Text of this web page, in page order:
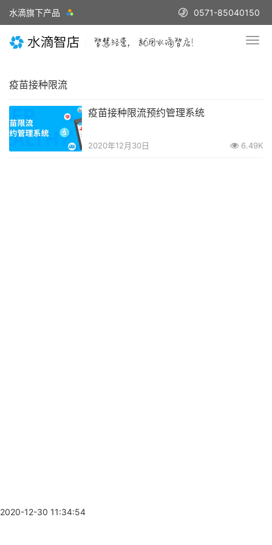
水滴旗下产品 0571-85040150
疫苗接种限流
疫苗接种限流预约管理系统
2020年12月30日 6.49K
2020-12-30 11:34:54